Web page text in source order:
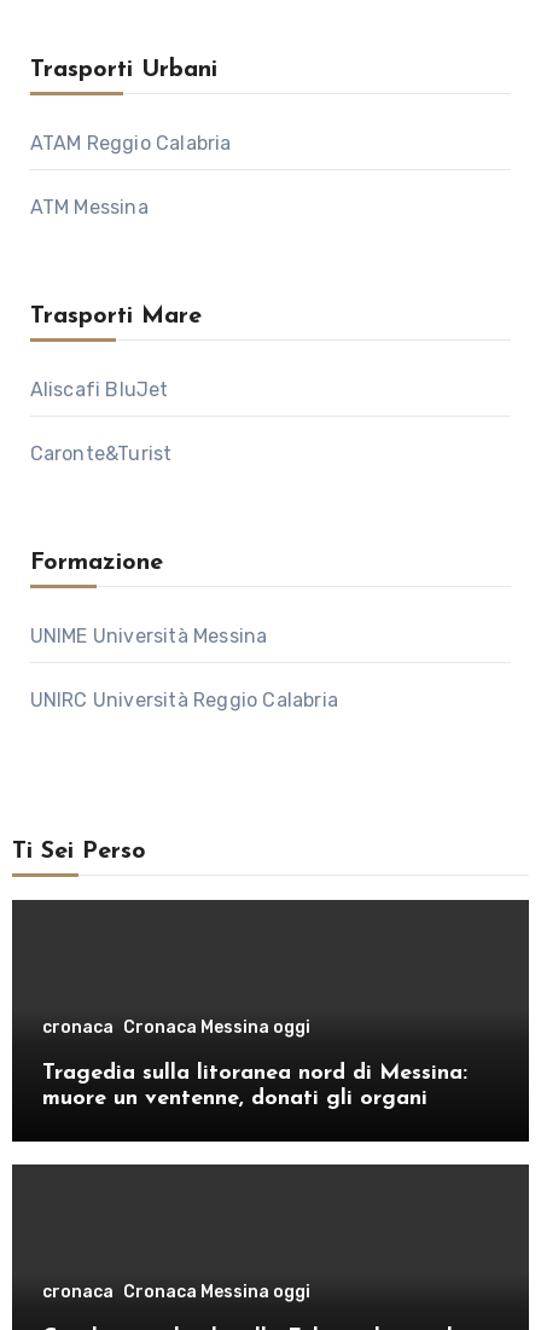
Trasporti Urbani
ATAM Reggio Calabria
ATM Messina
Trasporti Mare
Aliscafi BluJet
Caronte&Turist
Formazione
UNIME Università Messina
UNIRC Università Reggio Calabria
Ti Sei Perso
cronaca Cronaca Messina oggi
Tragedia sulla litoranea nord di Messina:
muore un ventenne, donati gli organi
cronaca Cronaca Messina oggi